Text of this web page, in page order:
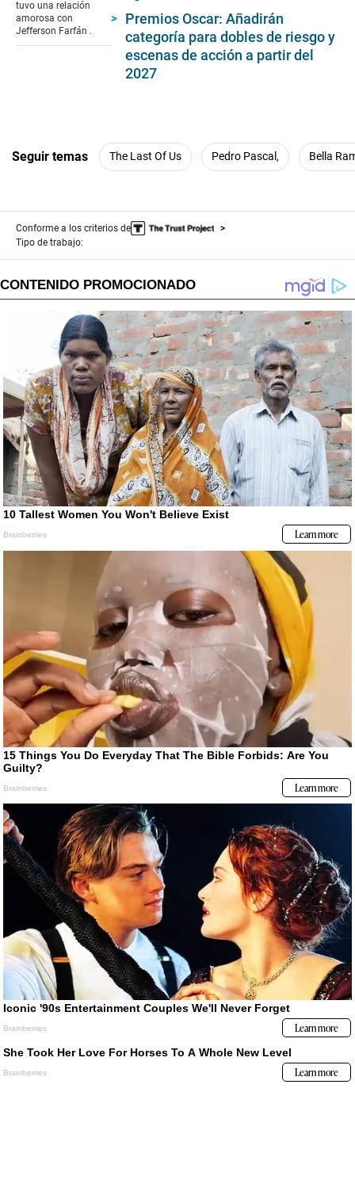
minutes,
22
tuvo una relación
amorosa con
Jefferson Farfán .
Premios Oscar: Añadirán
categoría para dobles de riesgo y
escenas de acción a partir del
2027
Seguir temas The Last Of Us Pedro Pascal, Bella
Conforme a los criterios de
Tipo de trabajo: